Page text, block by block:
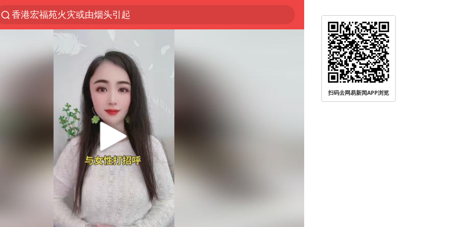
香港宏福苑火灾或由烟头引起
“China Cool”火了，老外爱上中国避暑游
台风白海豚闭眼了
浙江海事局启动Ⅰ级防台应急响应
泰国初中生饮弹自尽前开了26枪
云南一地村民过火把节意外灼伤16人
预计“白海豚”明晚将在浙江舟山到福建福鼎一带沿海登陆
用AI造出新病毒意味着什么
美股创4月份以来最大单周涨幅
王虹邓煜的同学获统计学界诺贝尔奖
台州《告全体市民书》：非必要不外出
扫码去网易新闻APP浏览